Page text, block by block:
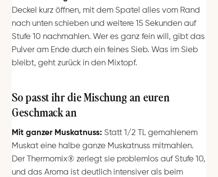
Deckel kurz öffnen, mit dem Spatel alles vom Rand
nach unten schieben und weitere 15 Sekunden auf
Stufe 10 nachmahlen. Wer es ganz fein will, gibt das
Pulver am Ende durch ein feines Sieb. Was im Sieb
bleibt, geht zurück in den Mixtopf.
So passt ihr die Mischung an euren
Geschmack an
Mit ganzer Muskatnuss: Statt 1/2 TL gemahlenem
Muskat eine halbe ganze Muskatnuss mitmahlen.
Der Thermomix® zerlegt sie problemlos auf Stufe 10,
und das Aroma ist deutlich intensiver als beim